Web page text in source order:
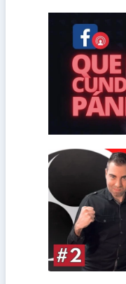
Las
Facebook
Las nuevas
se van a
2020 se ha
Cómo
OBS
Aquí vas a
en OBS para
comprender el